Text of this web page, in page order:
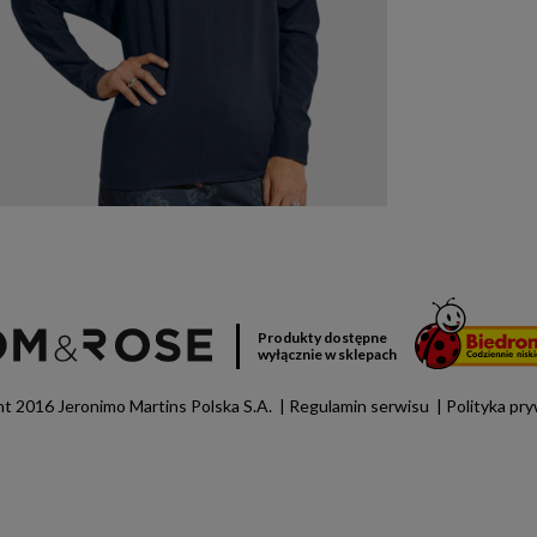
Produkty dostępne
wyłącznie w sklepach
2016 Jeronimo Martins Polska S.A. Regulamin serwisu Polityka